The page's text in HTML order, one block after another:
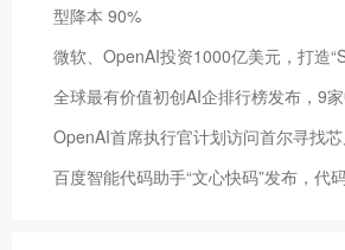
型降本 90%
微软、OpenAI投资1000亿美元，打造
全球最有价值初创AI企排行榜发布，9
​OpenAI首席执行官计划访问首尔寻找
百度智能代码助手“文心快码”发布，代